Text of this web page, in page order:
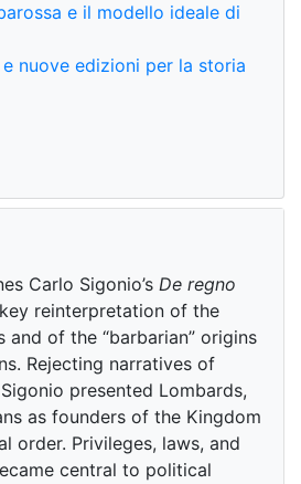
e il modello ideale di
nuove edizioni per la storia
Carlo Sigonio’s De regno
reinterpretation of the
and of the “barbarian” origins
Rejecting narratives of
presented Lombards,
as founders of the Kingdom
order. Privileges, laws, and
central to political